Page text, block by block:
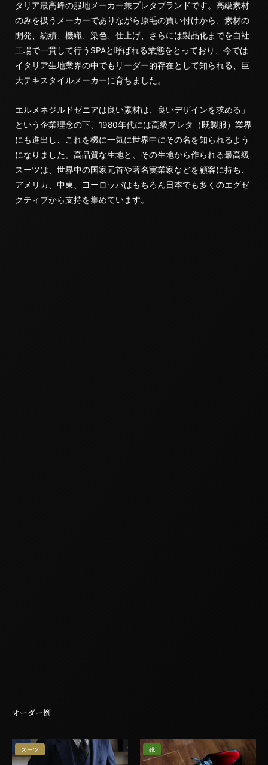
タリア最高峰の服地メーカー兼プレタブランドです。高級素材
のみを扱うメーカーでありながら原毛の買い付けから、素材の
開発、紡績、機織、染色、仕上げ、さらには製品化までを自社
工場で一貫して行うSPAと呼ばれる業態をとっており、今では
イタリア生地業界の中でもリーダー的存在として知られる、巨
大テキスタイルメーカーに育ちました。
エルメネジルドゼニアは良い素材は、良いデザインを求める」
という企業理念の下、1980年代には高級プレタ（既製服）業界
にも進出し、これを機に一気に世界中にその名を知られるよう
になりました。高品質な生地と、その生地から作られる最高級
スーツは、世界中の国家元首や著名実業家などを顧客に持ち、
アメリカ、中東、ヨーロッパはもちろん日本でも多くのエグゼ
クティブから支持を集めています。
オーダー例
スーツ 靴